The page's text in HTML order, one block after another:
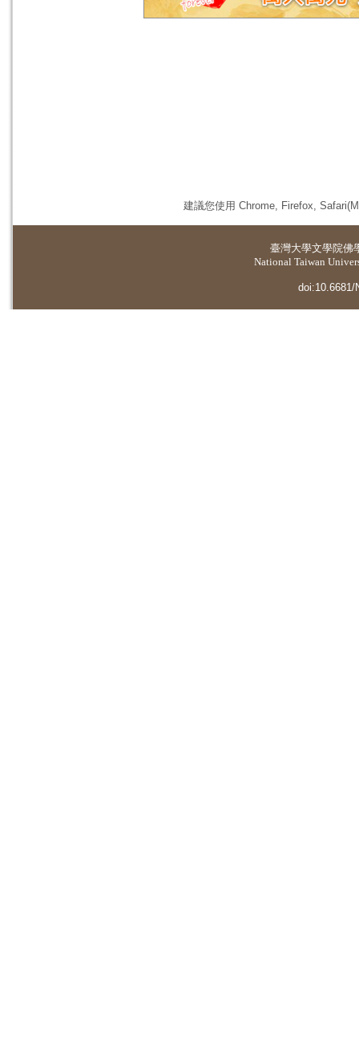
建議您使用 Chrome, Firefox,
臺灣大學文學院佛
National Taiwan
doi:10.6681/